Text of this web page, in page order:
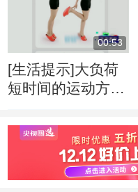
00:53
[生活提示]大负荷
短时间的运动方式